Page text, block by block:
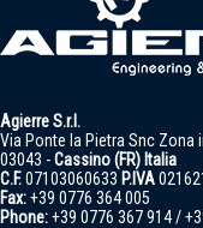
Agierre S.r.l.
Via Ponte la Pietra Snc Zona
03043 -Cassino (FR) Italia
C.F.07103060633 P.IVA
Fax:+39 0776 364 005
Phone:+39 0776 367 914 /